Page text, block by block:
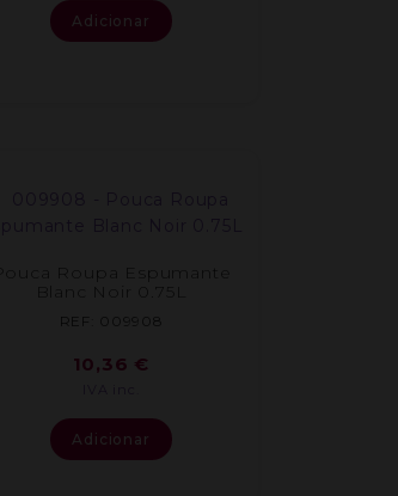
Adicionar
Pouca Roupa Espumante
Blanc Noir 0.75L
REF: 009908
10,36 €
Adicionar